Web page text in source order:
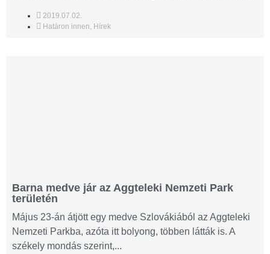
2019.07.02.
Határon innen, Hírek
Barna medve jár az Aggteleki Nemzeti Park
területén
Május 23-án átjött egy medve Szlovákiából az Aggteleki
Nemzeti Parkba, azóta itt bolyong, többen látták is. A
székely mondás szerint,...